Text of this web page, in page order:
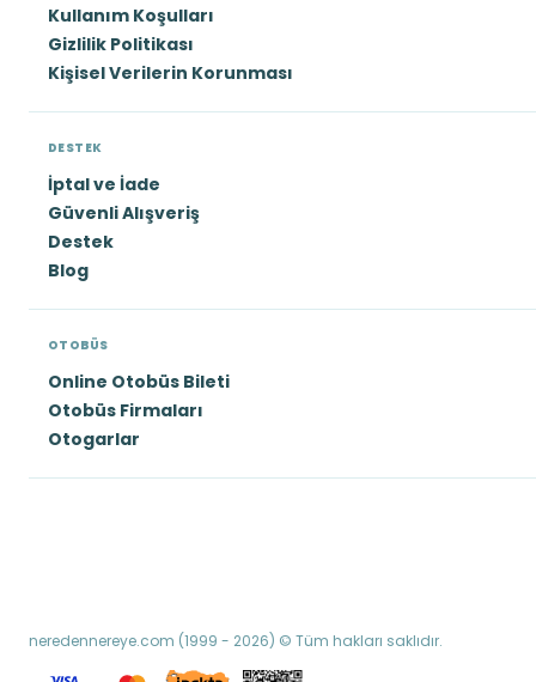
Kullanım Koşulları
Gizlilik Politikası
Kişisel Verilerin Korunması
DESTEK
İptal ve İade
Güvenli Alışveriş
Destek
Blog
OTOBÜS
Online Otobüs Bileti
Otobüs Firmaları
Otogarlar
neredennereye.com (1999 - 2026) © Tüm hakları saklıdır.